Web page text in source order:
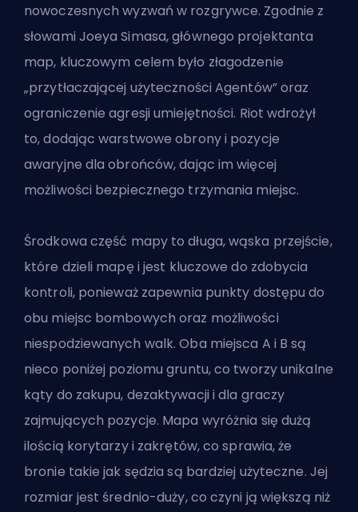
nowoczesnych wyzwań w rozgrywce. Zgodnie z
słowami Joeya Simasa, głównego projektanta
map, kluczowym celem było złagodzenie
„przytłaczającej użyteczności Agentów” oraz
ograniczenie agresji umiejętności. Riot wdrożył
to, dodając warstwowe obrony i pozycje
awaryjne dla obrońców, dając im więcej
możliwości bezpiecznego trzymania miejsc.
Środkowa część mapy to długa, wąska przejście,
które dzieli mapę i jest kluczowe do zdobycia
kontroli, ponieważ zapewnia punkty dostępu do
obu miejsc bombowych oraz możliwości
niespodziewanych walk. Oba miejsca A i B są
nieco poniżej poziomu gruntu, co tworzy unikalne
kąty do zakupu, dezaktywacji i dla graczy
zajmujących pozycje. Mapa wyróżnia się dużą
ilością korytarzy i zakrętów, co sprawia, że
bronie takie jak sędzia są bardziej użyteczne. Jej
rozmiar jest średnio-duży, co czyni ją większą niż